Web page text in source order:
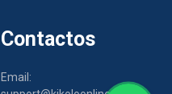
Contactos
Email: